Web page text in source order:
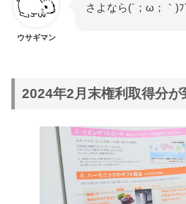
ウサギマン
さよなら(´；ω；｀)ﾌ
2024年2月末権利取得分が